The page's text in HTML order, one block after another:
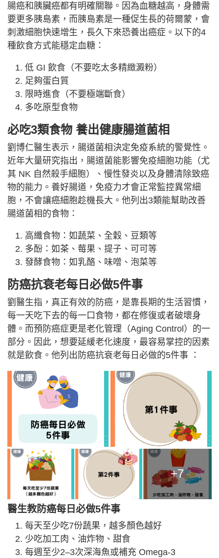
腸癌和胰臟癌都有明確關聯。因為血糖越高，身體需
要更多胰島素，而胰島素是一種促生長的荷爾蒙，會
刺激細胞快速增生，長久下來恐養出癌症。以下的4
種飲食方式能穩定血糖：
低 GI 飲食（不要吃太多精緻澱粉）
足夠蛋白質
限時進食（不要極端斷食）
多吃原型食物
必吃3類食物 養出健康腸道菌相
劉博仁醫生表示，腸道菌相決定免疫系統的警覺性。
近年大量研究指出，腸道菌能影響免疫細胞功能（尤
其 NK 自然殺手細胞）、慢性發炎以及身體清除致癌
物的能力。養好腸道，免疫力才會正常監控異常細
胞，不會讓癌細胞趁機長大。他列出3類能幫助改善
腸道菌相的食物：
高纖食物：如蔬菜、全穀、豆類等
多酚：如茶、莓果、提子、可可等
發酵食物：如乳酪、味噌、泡菜等
防癌抗衰老每日必做5件事
劉醫生指，真正有效的防癌，是靠長期的生活習慣，
每一天吃下去的每一口食物，都在修復或者破壞身
體。而預防癌症更是老化管理（Aging Control）的一
部分。因此，想要延緩老化速度，最容易掌控的因素
就是飲食。他列出防癌抗衰老每日必做的5件事 ：
+7
醫生教防癌每日必做5件事
每天至少吃7份蔬果，越多顏色越好
少吃加工肉、油炸物、甜食
每週至少2–3次深海魚或補充 Omega-3